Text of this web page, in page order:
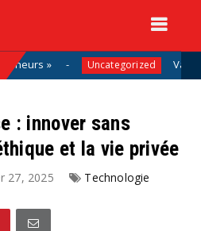
Uncategorized Vacances :
: innover sans
et la vie privée
27, 2025 Technologie